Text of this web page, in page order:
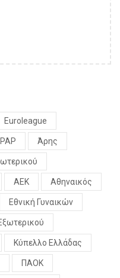
Euroleague
Άρης
ΑΕΚ Αθηναικός
Εθνική Γυναικών
Κύπελλο Ελλάδας
ΠΑΟΚ